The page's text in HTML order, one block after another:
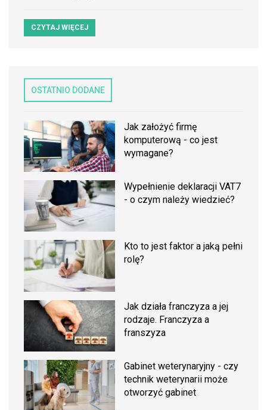
CZYTAJ WIĘCEJ
OSTATNIO DODANE
Jak założyć firmę
komputerową - co jest
wymagane?
Wypełnienie deklaracji VAT7
- o czym należy wiedzieć?
Kto to jest faktor a jaką pełni
rolę?
Jak działa franczyza a jej
rodzaje. Franczyza a
franszyza
Gabinet weterynaryjny - czy
technik weterynarii może
otworzyć gabinet